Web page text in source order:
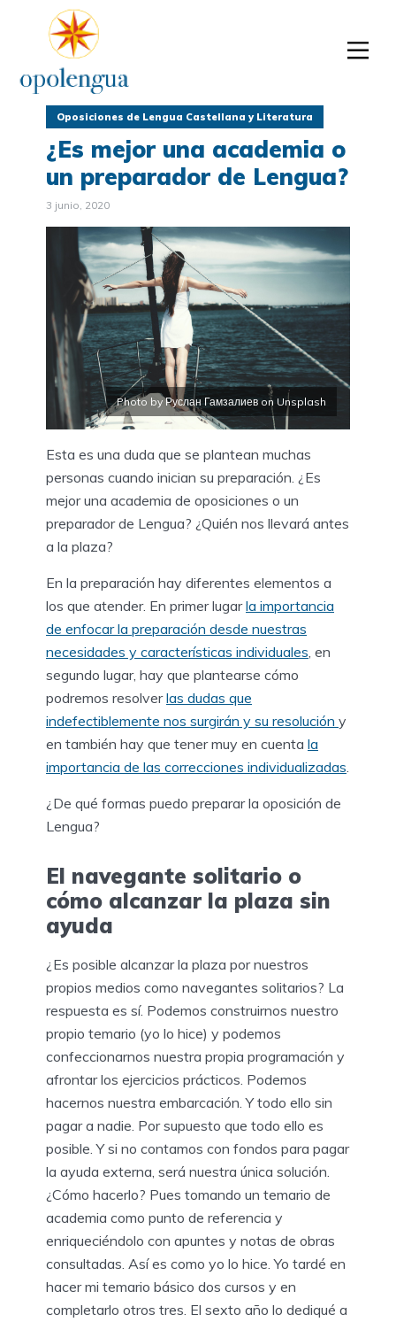
Oposiciones de Lengua Castellana y Literatura
¿Es mejor una academia o
un preparador de Lengua?
3 junio, 2020
Photo by Руслан Гамзалиев on Unsplash
Esta es una duda que se plantean muchas
personas cuando inician su preparación. ¿Es
mejor una academia de oposiciones o un
preparador de Lengua? ¿Quién nos llevará antes
a la plaza?
En la preparación hay diferentes elementos a
los que atender. En primer lugarla importancia
de enfocar la preparación desde nuestras
necesidades y características individuales, en
segundo lugar, hay que plantearse cómo
podremos resolverlas dudas que
indefectiblemente nos surgirán y su resolución y
en también hay que tener muy en cuenta la
importancia de las correcciones individualizadas.
¿De qué formas puedo preparar la oposición de
Lengua?
El navegante solitario o
cómo alcanzar la plaza sin
ayuda
¿Es posible alcanzar la plaza por nuestros
propios medios como navegantes solitarios? La
respuesta es sí. Podemos construirnos nuestro
propio temario (yo lo hice) y podemos
confeccionarnos nuestra propia programación y
afrontar los ejercicios prácticos. Podemos
hacernos nuestra embarcación. Y todo ello sin
pagar a nadie. Por supuesto que todo ello es
posible. Y si no contamos con fondos para pagar
la ayuda externa, será nuestra única solución.
¿Cómo hacerlo? Pues tomando un temario de
academia como punto de referencia y
enriqueciéndolo con apuntes y notas de obras
consultadas. Así es como yo lo hice. Yo tardé en
hacer mi temario básico dos cursos y en
completarlo otros tres. El sexto año lo dediqué a